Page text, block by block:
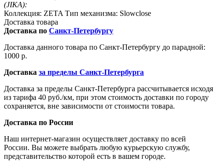
(JIKA):
Коллекция: ZETA Тип механизма: Slowclose
Доставка товара
Доставка по Санкт-Петербургу
Доставка данного товара по Санкт-Петербургу до парадной:
1000 р.
Доставка за пределы Санкт-Петербурга
Доставка за пределы Санкт-Петербурга рассчитывается исходя
из тарифа 40 руб./км, при этом стоимость доставки по городу
сохраняется, вне зависимости от стоимости товара.
Доставка по России
Наш интернет-магазин осуществляет доставку по всей
России. Вы можете выбрать любую курьерскую службу,
представительство которой есть в вашем городе.